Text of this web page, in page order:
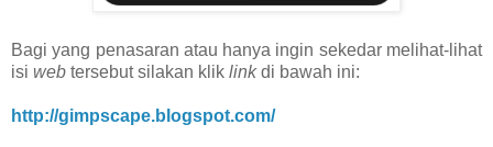
Bagi yang penasaran atau hanya ingin sekedar melihat-lihat
isi web tersebut silakan klik linkdi bawah ini:
http://gimpscape.blogspot.com/